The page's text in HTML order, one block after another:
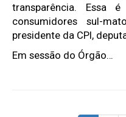
transparência.
consumidores sul-
presidente da CPI,
Em sessão do Órgão…